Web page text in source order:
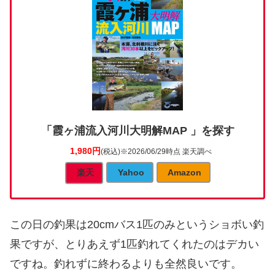
「霞ヶ浦流入河川大明解MAP 」を探す
1,980円(税込)※2026/06/29時点 楽天調べ
楽天 Yahoo Amazon
この日の釣果は20cmバス1匹のみというショボい釣
果ですが、とりあえず1匹釣れてくれたのはデカい
ですね。釣れずに終わるよりも全然良いです。